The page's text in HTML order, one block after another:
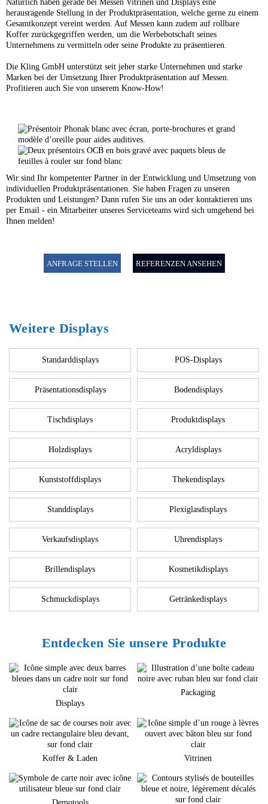
Natürlich haben gerade bei Messen Vitrinen und Displays eine
herausragende Stellung in der Produktpräsentation, welche gerne zu einem
Gesamtkonzept vereint werden. Auf Messen kann zudem auf rollbare
Koffer zurückgegriffen werden, um die Werbebotschaft seines
Unternehmens zu vermitteln oder seine Produkte zu präsentieren.
Die Kling GmbH unterstützt seit jeher starke Unternehmen und starke
Marken bei der Umsetzung Ihrer Produktpräsentation auf Messen.
Profitieren auch Sie von unserem Know-How!
Wir sind Ihr kompetenter Partner in der Entwicklung und Umsetzung von
individuellen Produktpräsentationen. Sie haben Fragen zu unseren
Produkten und Leistungen? Dann rufen Sie uns an oder kontaktieren uns
per Email - ein Mitarbeiter unseres Serviceteams wird sich umgehend bei
Ihnen melden!
ANFRAGE STELLEN REFERENZEN ANSEHEN
Weitere Displays
Standarddisplays POS-Displays
Präsentationsdisplays Bodendisplays
Tischdisplays Produktdisplays
Holzdisplays Acryldisplays
Kunststoffdisplays Thekendisplays
Standdisplays Plexiglasdisplays
Verkaufsdisplays Uhrendisplays
Brillendisplays Kosmetikdisplays
Schmuckdisplays Getränkedisplays
Entdecken Sie unsere Produkte
Displays
Packaging
Koffer & Laden Vitrinen